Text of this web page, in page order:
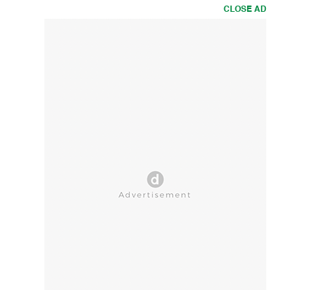
CLOSE AD